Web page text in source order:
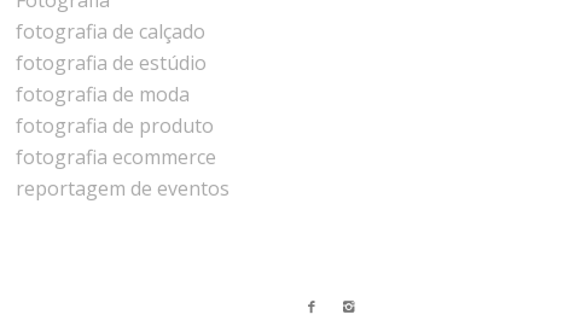
fotografia de calçado
fotografia de estúdio
fotografia de moda
fotografia de produto
fotografia ecommerce
reportagem de eventos